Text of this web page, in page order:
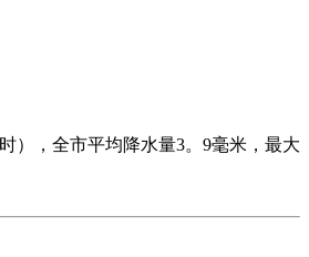
），全市平均降水量3。9毫米，最大